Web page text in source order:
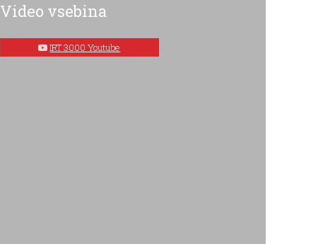
Video vsebina
IRT 3000 Youtube